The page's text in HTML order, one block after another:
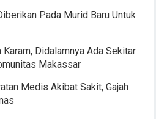
Pada Murid Baru Untuk
Didalamnya Ada Sekitar
Makassar
Medis Akibat Sakit, Gajah